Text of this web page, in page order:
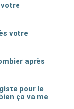
votre
après
pour le
ça va me